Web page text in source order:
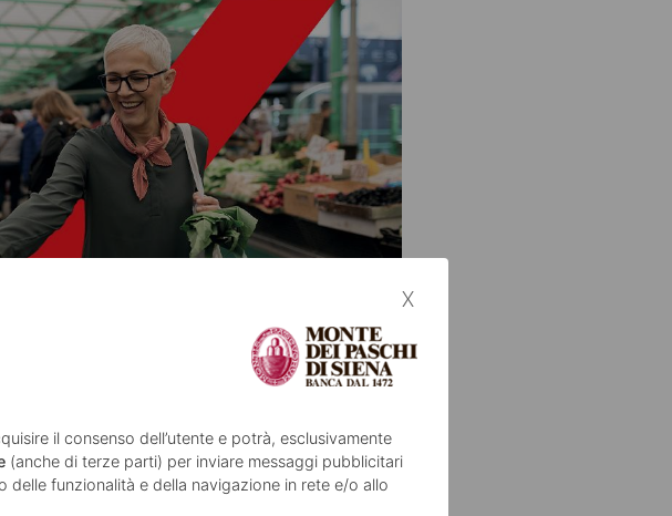
x
il consenso dell’utente e potrà, esclusivamente
(anche di terze parti) per inviare messaggi pubblicitari
delle funzionalità e della navigazione in rete e/o allo